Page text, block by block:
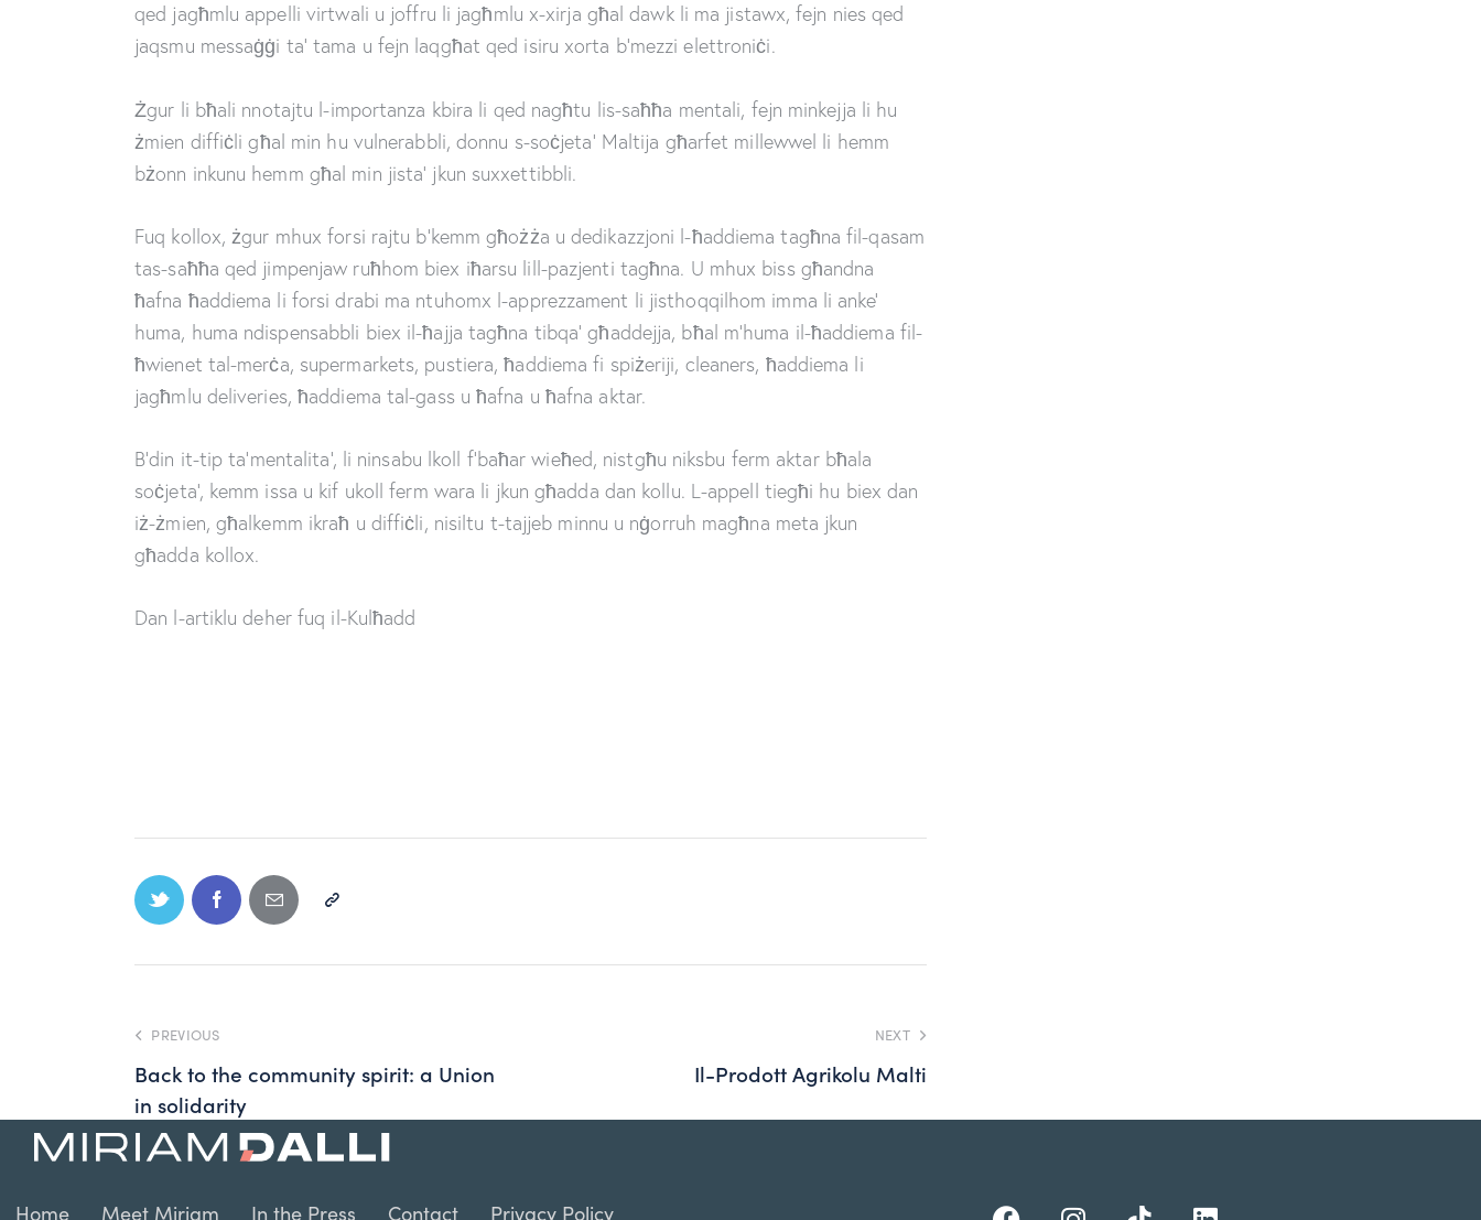
qed jagħmlu appelli virtwali u joffru li jagħmlu x-xirja għal dawk li ma jistawx, fejn nies qed
jaqsmu messaġġi ta’ tama u fejn laqgħat qed isiru xorta b’mezzi elettroniċi.
Żgur li bħali nnotajtu l-importanza kbira li qed nagħtu lis-saħħa mentali, fejn minkejja li hu
żmien diffiċli għal min hu vulnerabbli, donnu s-soċjeta’ Maltija għarfet millewwel li hemm
bżonn inkunu hemm għal min jista’ jkun suxxettibbli.
Fuq kollox, żgur mhux forsi rajtu b’kemm għożża u dedikazzjoni l-ħaddiema tagħna fil-qasam
tas-saħħa qed jimpenjaw ruħhom biex iħarsu lill-pazjenti tagħna. U mhux biss għandna
ħafna ħaddiema li forsi drabi ma ntuhomx l-apprezzament li jisthoqqilhom imma li anke’
huma, huma ndispensabbli biex il-ħajja tagħna tibqa’ għaddejja, bħal m’huma il-ħaddiema fil-
ħwienet tal-merċa, supermarkets, pustiera, ħaddiema fi spiżeriji, cleaners, ħaddiema li
jagħmlu deliveries, ħaddiema tal-gass u ħafna u ħafna aktar.
B’din it-tip ta’mentalita’, li ninsabu lkoll f’baħar wieħed, nistgħu niksbu ferm aktar bħala
soċjeta’, kemm issa u kif ukoll ferm wara li jkun għadda dan kollu. L-appell tiegħi hu biex dan
iż-żmien, għalkemm ikraħ u diffiċli, nisiltu t-tajjeb minnu u nġorruh magħna meta jkun
għadda kollox.
Dan l-artiklu deher fuq il-Kulħadd
PREVIOUS
Back to the community spirit: a Union
in solidarity
NEXT
Il-Prodott Agrikolu Malti
Home Meet Miriam In the Press Contact Privacy Policy